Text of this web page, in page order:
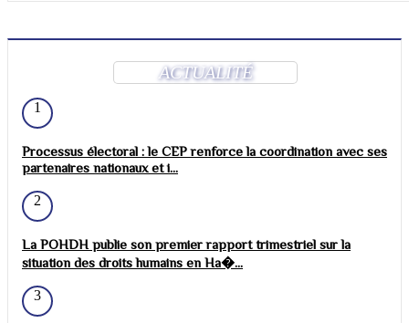
ACTUALITÉ
1
Processus électoral : le CEP renforce la coordination avec ses
partenaires nationaux et i...
2
La POHDH publie son premier rapport trimestriel sur la
situation des droits humains en Ha�...
3